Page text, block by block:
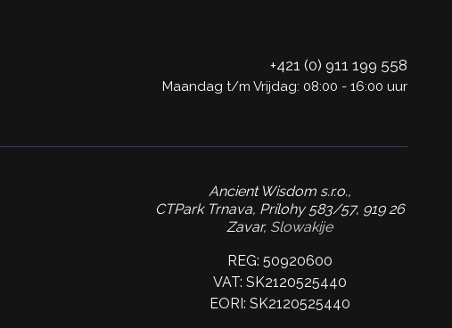
+421 (0) 911 199 558
Maandag t/m Vrijdag: 08:00 - 16:00 uur
Ancient Wisdom s.r.o.,
CTPark Trnava, Prílohy 583/57, 919 26
Zavar, Slowakije
REG: 50920600
VAT: SK2120525440
EORI: SK2120525440